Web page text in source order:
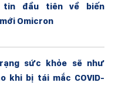
tin đầu tiên về biến
Omicron
sức khỏe sẽ như
khi bị tái mắc COVID-